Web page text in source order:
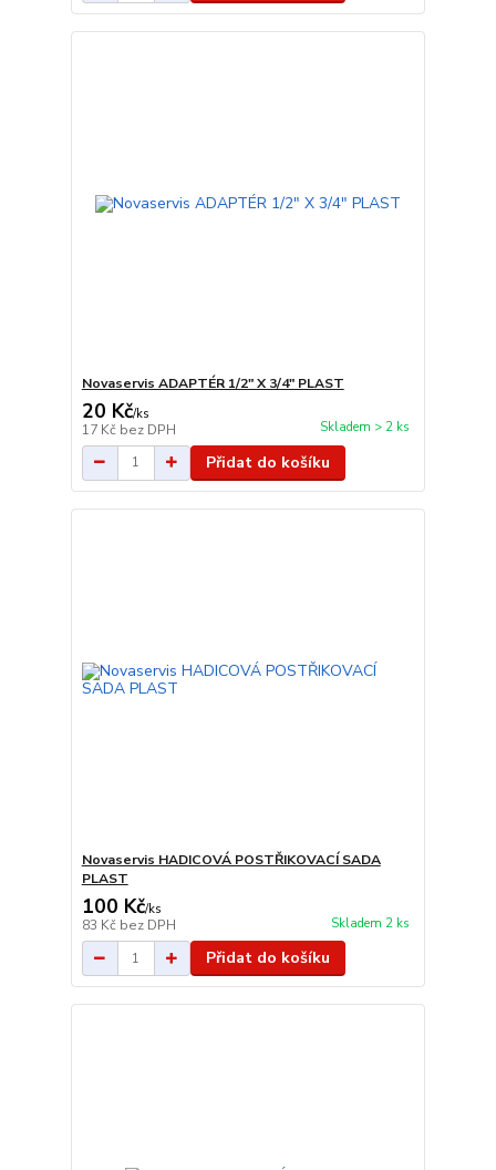
Novaservis ADAPTÉR 1/2" X 3/4" PLAST
20 Kč/ks
17 Kč bez DPH Skladem > 2 ks
Přidat do košíku
Novaservis HADICOVÁ POSTŘIKOVACÍ SADA
PLAST
100 Kč/ks
83 Kč bez DPH Skladem 2 ks
Přidat do košíku